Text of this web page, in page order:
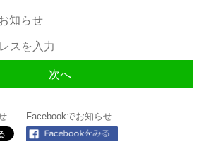
知らせ
Facebookでお知らせ